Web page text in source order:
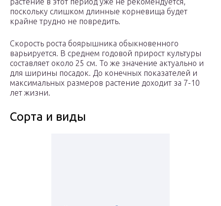
поскольку слишком длинные корневища будет
крайне трудно не повредить.
Скорость роста боярышника обыкновенного
варьируется. В среднем годовой прирост культуры
составляет около 25 см. То же значение актуально и
для ширины посадок. До конечных показателей и
максимальных размеров растение доходит за 7-10
лет жизни.
Сорта и виды